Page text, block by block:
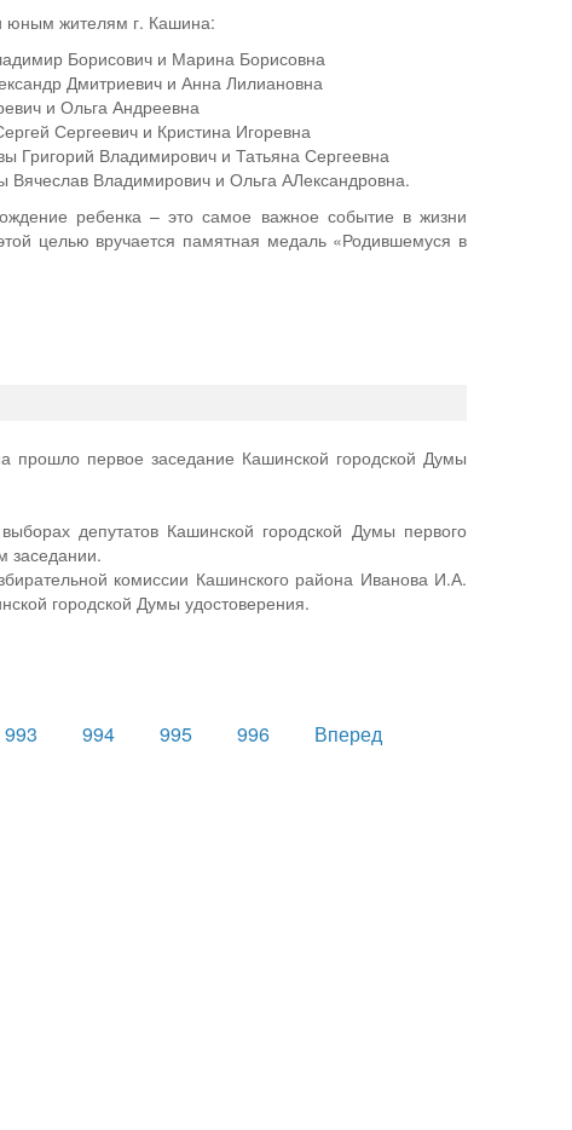
юным жителям г. Кашина:
Борисович и Марина Борисовна
Дмитриевич и Анна Лилиановна
и Ольга Андреевна
Сергеевич и Кристина Игоревна
Григорий Владимирович и Татьяна Сергеевна
Владимирович и Ольга АЛександровна.
ребенка – это самое важное событие в жизни
целью вручается памятная медаль «Родившемуся в
прошло первое заседание Кашинской городской Думы
депутатов Кашинской городской Думы первого
заседании.
комиссии Кашинского района Иванова И.А.
городской Думы удостоверения.
993 994 995 996
Вперед